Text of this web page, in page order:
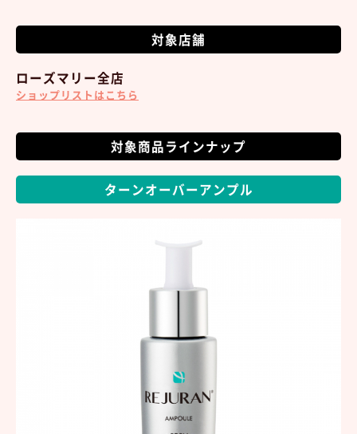
対象店舗
ローズマリー全店
ショップリストはこちら
対象商品ラインナップ
ターンオーバーアンプル